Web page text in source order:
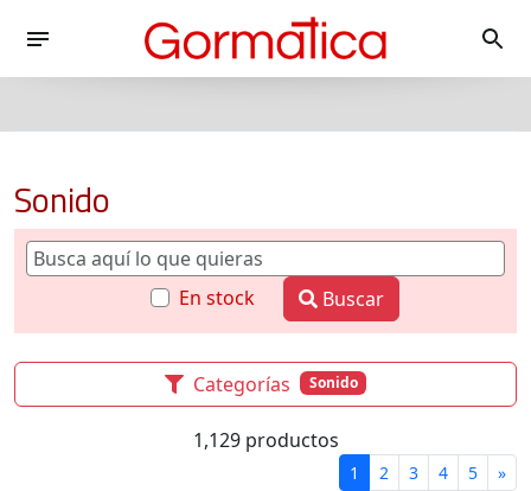
Sonido
En stock Buscar
Categorías Sonido
1,129 productos
1 2 3 4 5 »